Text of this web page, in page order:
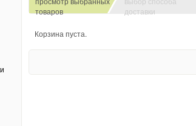
товаров
доставки
Корзина пуста.